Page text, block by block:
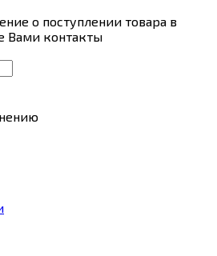
о поступлении товара в
Вами контакты